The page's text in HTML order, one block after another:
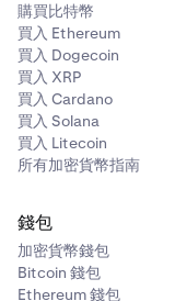
購買比特幣
買入 Ethereum
買入 Dogecoin
買入 XRP
買入 Cardano
買入 Solana
買入 Litecoin
所有加密貨幣指南
錢包
加密貨幣錢包
Bitcoin 錢包
Ethereum 錢包